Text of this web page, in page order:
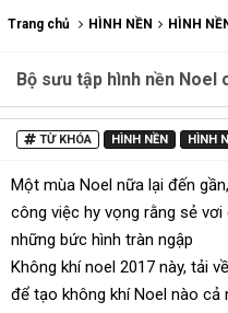
Trang chủ HÌNH NỀN HÌNH
Bộ sưu tập hình nền Noel
TỪ KHÓA HÌNH NỀN HÌNH
Một mùa Noel nữa lại đến
công việc hy vọng rằng sẻ
những bức hình tràn ngập
Không khí noel 2017 này, tải
để tạo không khí Noel nào cả